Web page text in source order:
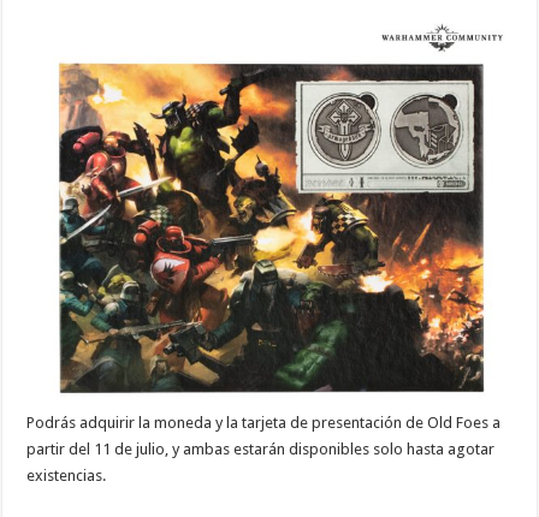
Podrás adquirir la moneda y la tarjeta de presentación de Old Foes a
partir del 11 de julio, y ambas estarán disponibles solo hasta agotar
existencias.